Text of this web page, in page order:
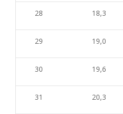
28 18,3
29 19,0
30 19,6
31 20,3